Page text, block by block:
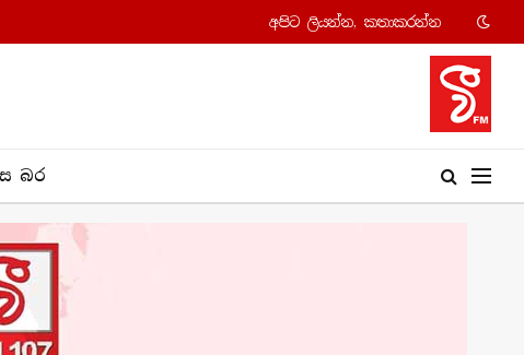
අපි​ට ලියන්න, කතාකරන්​න
බ​ර